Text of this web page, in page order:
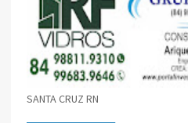
SANTA CRUZ RN